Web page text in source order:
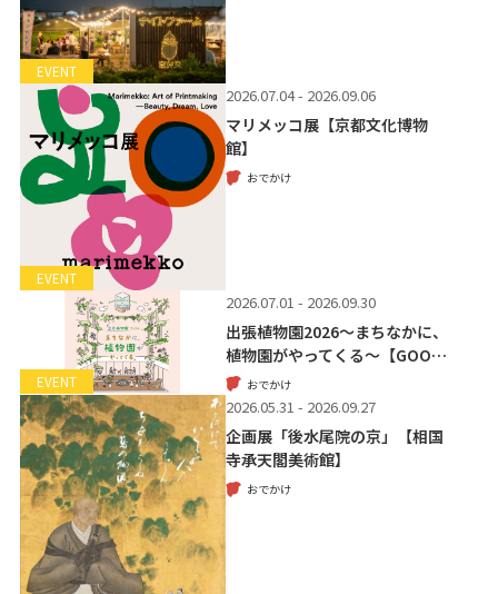
EVENT
EVENT
2026.07.04 - 2026.09.06
マリメッコ展【京都文化博物
館】
おでかけ
EVENT
2026.07.01 - 2026.09.30
出張植物園2026～まちなかに、
植物園がやってくる～【GOO…
おでかけ
2026.05.31 - 2026.09.27
企画展「後水尾院の京」【相国
寺承天閣美術館】
おでかけ